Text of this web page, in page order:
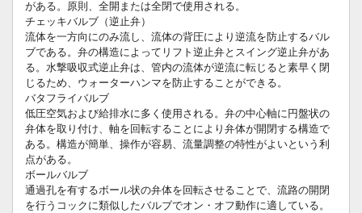
がある。原則、全開または全閉で使用される。
チェッキバルブ（逆止弁）
流体を一方向にのみ流し、流体の背圧により逆流を防止するバル
ブである。弁の構造によってリフト逆止弁とスイング逆止弁があ
る。水撃吸収式逆止弁は、管内の流体が逆流に転じると素早く閉
じるため、ウォーターハンマを防止することができる。
バタフライバルブ
低圧空気および給排水に多く使用される。弁の中心軸に円盤状の
弁体を取り付け、軸を回転することにより弁体が開閉する構造で
ある。構造が簡単、操作が容易、流量調整の特性がよいという利
点がある。
ボールバルブ
通過孔を有するボール状の弁体を回転させることで、流路の開閉
を行うコックに類似したバルブでオン・オフ動作に適している。